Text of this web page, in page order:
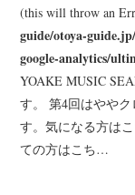
(this will throw an
guide/otoya-
google-analytics/
YOAKE MUSIC
す。 第4回はやや
す。気になる方は
ての方はこち…